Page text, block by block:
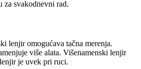
za svakodnevni rad.
lenjir omogućava tačna merenja.
više alata. Višenamenski lenjir
je uvek pri ruci.